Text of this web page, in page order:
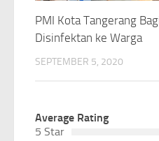
PMI Kota Tangerang
Disinfektan ke Warga
SEPTEMBER 5, 2020
Average Rating
5 Star